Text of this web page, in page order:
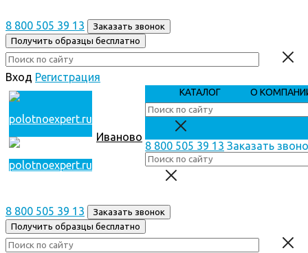
8 800 505 39 13
Заказать звонок
Получить образцы бесплатно
Вход Регистрация
Иваново
КАТАЛОГ О
8 800 505 39 13 Заказать
8 800 505 39 13
Заказать звонок
Получить образцы бесплатно